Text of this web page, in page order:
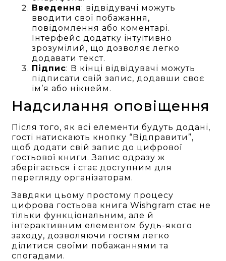
Введення: відвідувачі можуть
вводити свої побажання,
повідомлення або коментарі.
Інтерфейс додатку інтуїтивно
зрозумілий, що дозволяє легко
додавати текст.
Підпис: В кінці відвідувачі можуть
підписати свій запис, додавши своє
ім’я або нікнейм.
Надсилання оповіщення
Після того, як всі елементи будуть додані,
гості натискають кнопку “Відправити”,
щоб додати свій запис до цифрової
гостьової книги. Запис одразу ж
зберігається і стає доступним для
перегляду організаторам.
Завдяки цьому простому процесу
цифрова гостьова книга Wishgram стає не
тільки функціональним, але й
інтерактивним елементом будь-якого
заходу, дозволяючи гостям легко
ділитися своїми побажаннями та
спогадами.